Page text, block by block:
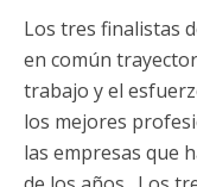
Los tres finalistas
en común
trabajo y el
los mejores
las empresas que